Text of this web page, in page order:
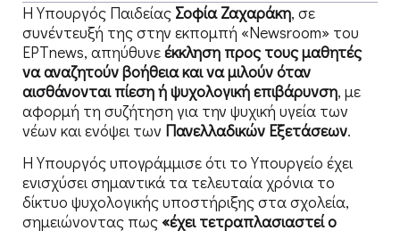
Η Υπουργός Παιδείας Σοφία Ζαχαράκη, σε
συνέντευξή της στην εκπομπή «Newsroom» του
ΕΡΤnews, απηύθυνεέκκληση προς τους μαθητές
να αναζητούν βοήθεια και να μιλούν όταν
αισθάνονται πίεση ή ψυχολογική επιβάρυνση, με
αφορμή τη συζήτηση για την ψυχική υγεία των
νέων και ενόψει των Πανελλαδικών Εξετάσεων.
Η Υπουργός υπογράμμισε ότι το Υπουργείο έχει
ενισχύσει σημαντικά τα τελευταία χρόνια το
δίκτυο ψυχολογικής υποστήριξης στα σχολεία,
σημειώνοντας πως«έχει τετραπλασιαστεί ο